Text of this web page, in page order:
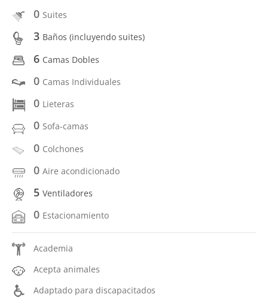
0 Suites
3 Baños (incluyendo suites)
6 Camas Dobles
0 Camas Individuales
0 Lieteras
0 Sofa-camas
0 Colchones
0 Aire acondicionado
5 Ventiladores
0 Estacionamiento
Academia
Acepta animales
Adaptado para discapacitados